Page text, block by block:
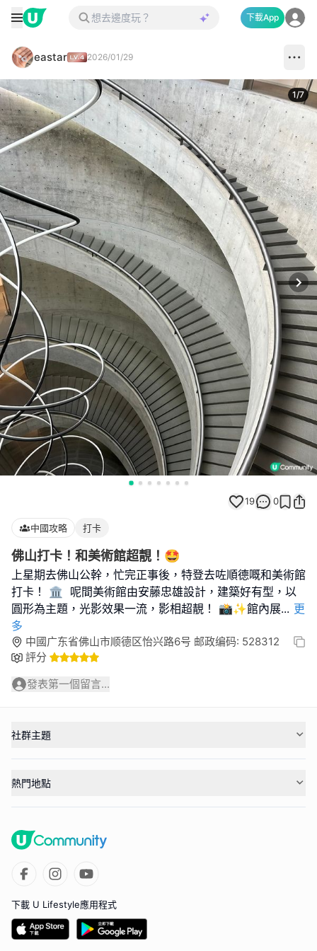
下載App
eastar 2026/01/29
1/7
19 0
中國攻略 打卡
佛山打卡！和美術館超靚！🤩
上星期去佛山公幹，忙完正事後，特登去咗順德嘅和美術館
打卡！ 🏛 ️ 呢間美術館由安藤忠雄設計，建築好有型，以
圓形為主題，光影效果一流，影相超靚！ 📸✨館內展... 更
多
中國广东省佛山市顺德区怡兴路6号 邮政编码: 528312
評分
發表第一個留言...
社群主題
熱門地點
下載 U Lifestyle應用程式